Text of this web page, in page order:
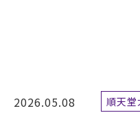
2026.05.08
順天堂